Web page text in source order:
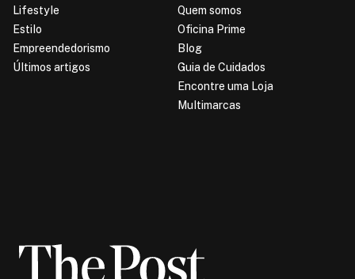
Lifestyle
Estilo
Empreendedorismo
Últimos artigos
Quem somos
Oficina Prime
Blog
Guia de Cuidados
Encontre uma Loja
Multimarcas